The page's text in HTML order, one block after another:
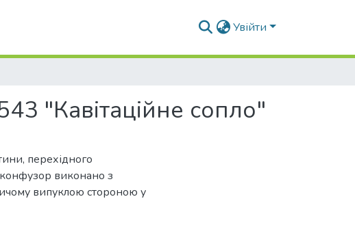
Увійти
"Кавітаційне сопло"
перехідного
виконано з
випуклою стороною у